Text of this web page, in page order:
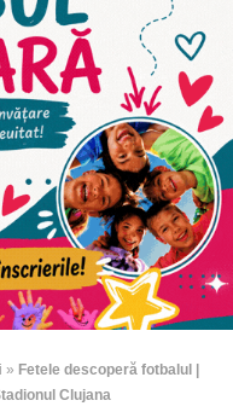
» Fetele descoperă fotbalul |
Clujana